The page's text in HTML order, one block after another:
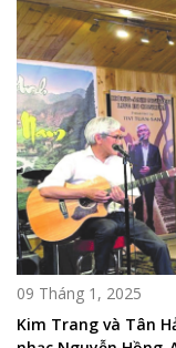
09 Tháng 1, 2025
Kim Trang và Tân